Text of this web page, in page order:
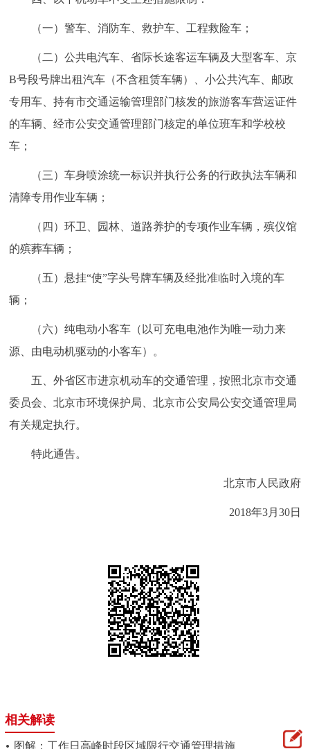
（一）警车、消防车、救护车、工程救险车；
（二）公共电汽车、省际长途客运车辆及大型客车、京
B号段号牌出租汽车（不含租赁车辆）、小公共汽车、邮政
专用车、持有市交通运输管理部门核发的旅游客车营运证件
的车辆、经市公安交通管理部门核定的单位班车和学校校
车；
（三）车身喷涂统一标识并执行公务的行政执法车辆和
清障专用作业车辆；
（四）环卫、园林、道路养护的专项作业车辆，殡仪馆
的殡葬车辆；
（五）悬挂“使”字头号牌车辆及经批准临时入境的车
辆；
（六）纯电动小客车（以可充电电池作为唯一动力来
源、由电动机驱动的小客车）。
五、外省区市进京机动车的交通管理，按照北京市交通
委员会、北京市环境保护局、北京市公安局公安交通管理局
有关规定执行。
特此通告。
北京市人民政府
2018年3月30日
相关解读
图解：工作日高峰时段区域限行交通管理措施